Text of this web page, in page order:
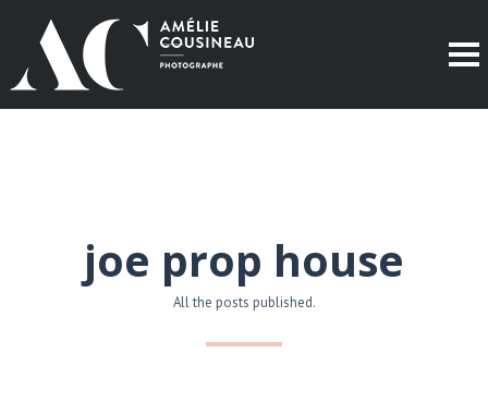
joe prop house
All the posts published.